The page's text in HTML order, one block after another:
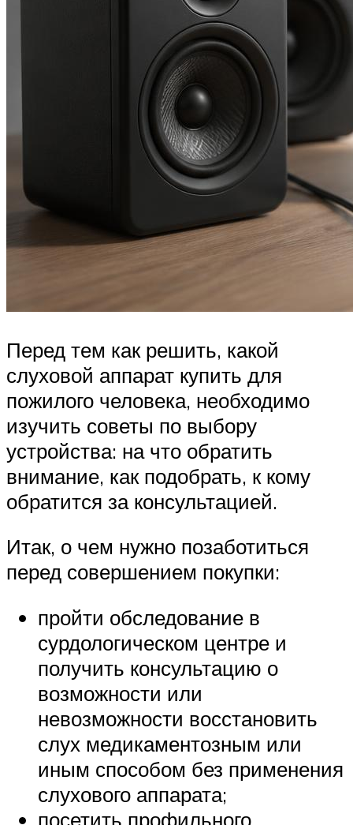
Перед тем как решить, какой
слуховой аппарат купить для
пожилого человека, необходимо
изучить советы по выбору
устройства: на что обратить
внимание, как подобрать, к кому
обратится за консультацией.
Итак, о чем нужно позаботиться
перед совершением покупки:
пройти обследование в
сурдологическом центре и
получить консультацию о
возможности или
невозможности восстановить
слух медикаментозным или
иным способом без применения
слухового аппарата;
посетить профильного